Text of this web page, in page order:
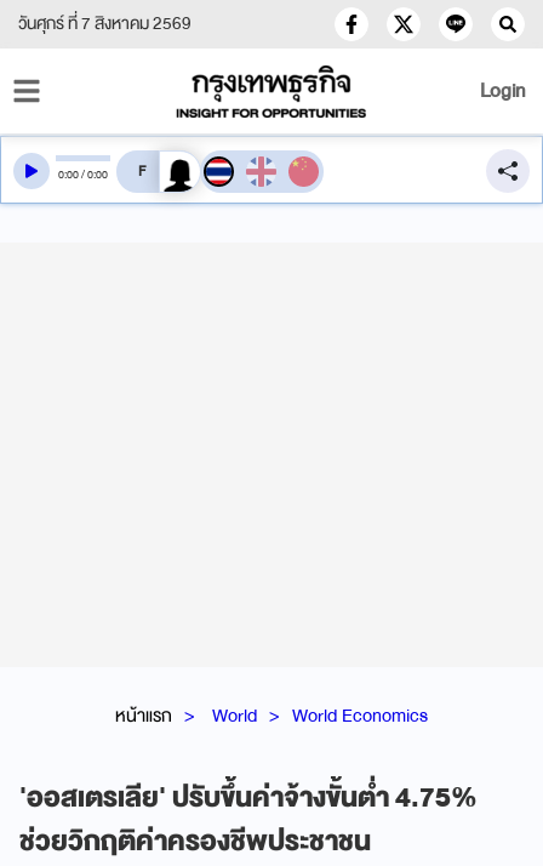
วันศุกร์ ที่ 7 สิงหาคม 2569
Login
หน้าแรก World World Economics
'ออสเตรเลีย' ปรับขึ้นค่าจ้างขั้นต่ำ 4.75%
ช่วยวิกฤติค่าครองชีพประชาชน
0:00/0:00 สลับเสียงอ่าน